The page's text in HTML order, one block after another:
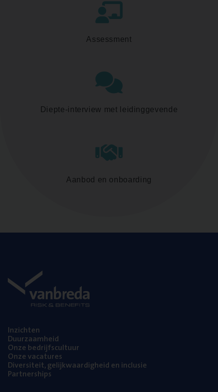
Assessment
Diepte-interview met leidinggevende
Aanbod en onboarding
Inzich­ten
Duur­zaam­heid
Onze bedrijfs­cul­tuur
Onze vaca­tu­res
Diver­si­teit, gelijk­waar­dig­heid en inclusie
Part­ner­ships